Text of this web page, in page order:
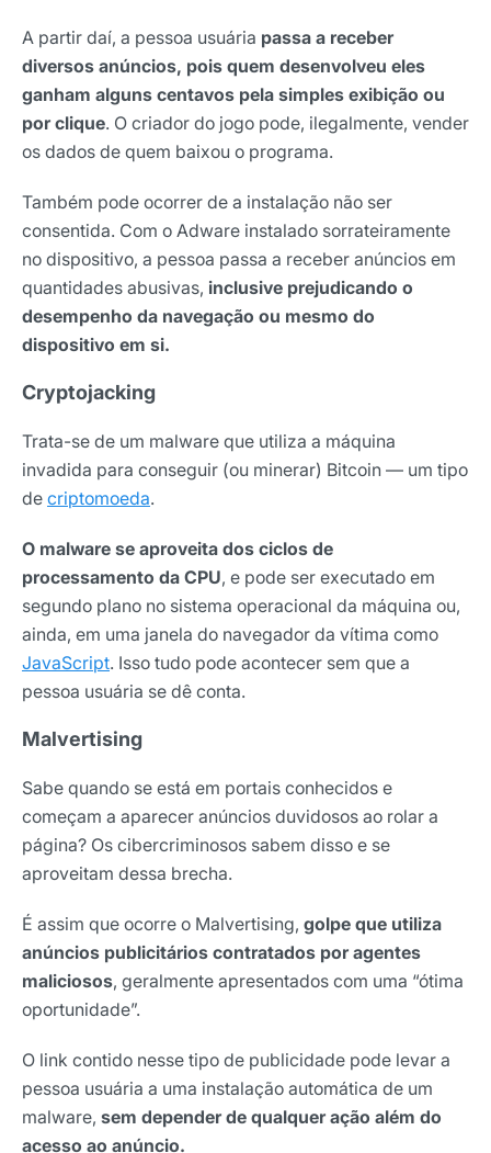
A partir daí, a pessoa usuária passa a receber
diversos anúncios, pois quem desenvolveu eles
ganham alguns centavos pela simples exibição ou
por clique. O criador do jogo pode, ilegalmente, vender
os dados de quem baixou o programa.
Também pode ocorrer de a instalação não ser
consentida. Com o Adware instalado sorrateiramente
no dispositivo, a pessoa passa a receber anúncios em
quantidades abusivas, inclusive prejudicando o
desempenho da navegação ou mesmo do
dispositivo em si.
Cryptojacking
Trata-se de um malware que utiliza a máquina
invadida para conseguir (ou minerar) Bitcoin — um tipo
de criptomoeda.
O malware se aproveita dos ciclos de
processamento da CPU, e pode ser executado em
segundo plano no sistema operacional da máquina ou,
ainda, em uma janela do navegador da vítima como
JavaScript. Isso tudo pode acontecer sem que a
pessoa usuária se dê conta.
Malvertising
Sabe quando se está em portais conhecidos e
começam a aparecer anúncios duvidosos ao rolar a
página? Os cibercriminosos sabem disso e se
aproveitam dessa brecha.
É assim que ocorre o Malvertising, golpe que utiliza
anúncios publicitários contratados por agentes
maliciosos, geralmente apresentados com uma “ótima
oportunidade”.
O link contido nesse tipo de publicidade pode levar a
pessoa usuária a uma instalação automática de um
malware, sem depender de qualquer ação além do
acesso ao anúncio.